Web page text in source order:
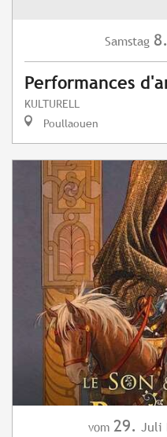
Samstag 8.
Performances
KULTURELL
Poullaouen
vom 29. Juli